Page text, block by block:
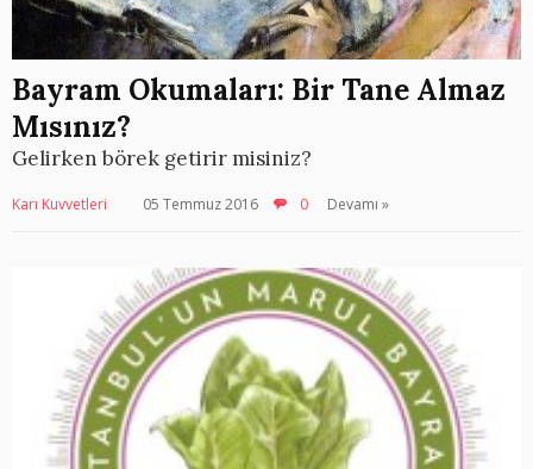
Bayram Okumaları: Bir Tane Almaz
Mısınız?
Gelirken börek getirir misiniz?
Karı Kuvvetleri 05 Temmuz 2016 0 Devamı »